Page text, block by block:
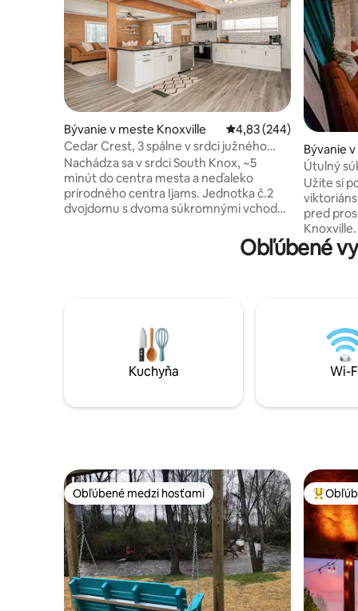
Bývanie v meste Knoxville Priemerné
4,83 (244)
Cedar Crest, 3 spálne v srdci južného
Knoxu ~ 5 minút od centra mesta
Nachádza sa v srdci South Knox, ~5
minút do centra mesta a neďaleko
prírodného centra Ijams. Jednotka č.2
dvojdomu s dvoma súkromnými vchodmi
domáce zvieratá s oploteným dvorom.
spálňa a dve kompaktné spálne
Otvorená dizajnová kuchyňa/obývačka -
Bezplatné parkovanie - inteligentná
televízia a WI-FI - Práčku a sušičku - písací
domom
Bývanie
Útulný
Užite si
pred
nočného
Váš
Obľúbené
Kuchyňa Wi-
Obľúbené medzi hosťami
Obľúbené medzi hosťami